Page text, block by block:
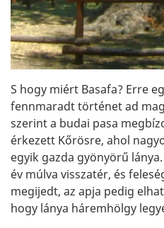
S hogy miért Basafa? Erre
fennmaradt történet ad
szerint a budai pasa
érkezett Kőrösre, ahol
egyik gazda gyönyörű
év múlva visszatér, és
megijedt, az apja pedig
hogy lánya háremhölgy